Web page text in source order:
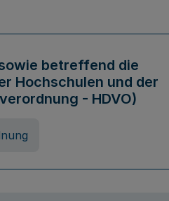
betreffend die
Hochschulen und der
- HDVO)